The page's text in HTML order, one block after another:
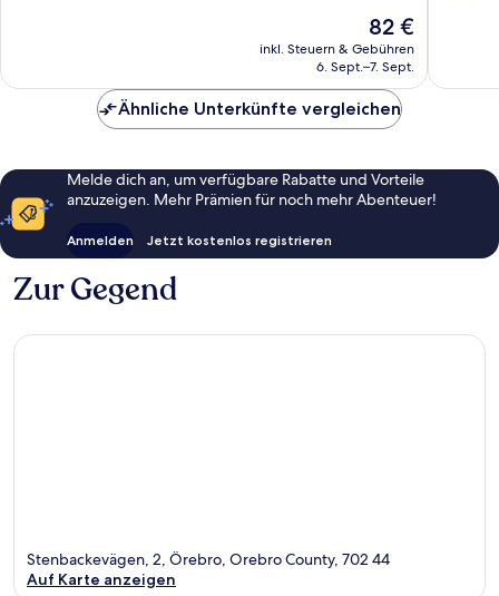
Der
Preis
beträgt
82 €
inkl. Steuern & Gebühren
6. Sept.–7. Sept.
Ähnliche Unterkünfte vergleichen
Melde dich an, um verfügbare Rabatte und Vorteile
anzuzeigen. Mehr Prämien für noch mehr Abenteuer!
Anmelden Jetzt kostenlos registrieren
Zur Gegend
Stenbackevägen, 2, Örebro, Orebro County, 702 44
Auf Karte anzeigen